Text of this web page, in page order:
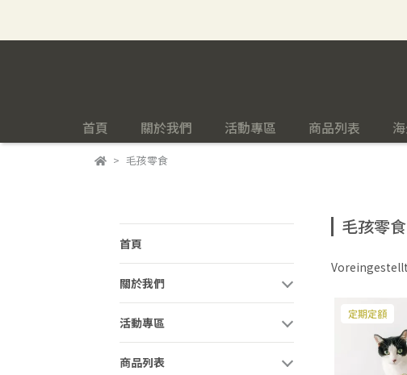
首頁 關於我們 活動專區 商品列表
毛孩零食
首頁
關於我們
活動專區
商品列表
毛孩零食
定期定額